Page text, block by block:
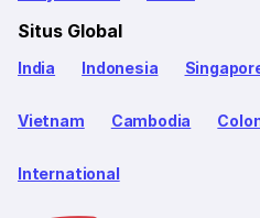
Situs Global
India Indonesia
Vietnam Cambodia
International